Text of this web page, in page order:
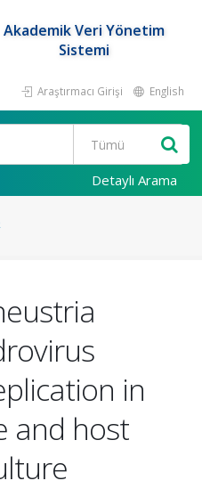
Akademik Veri Yönetim
Sistemi
Araştırmacı Girişi English
Detaylı Arama
in
and host